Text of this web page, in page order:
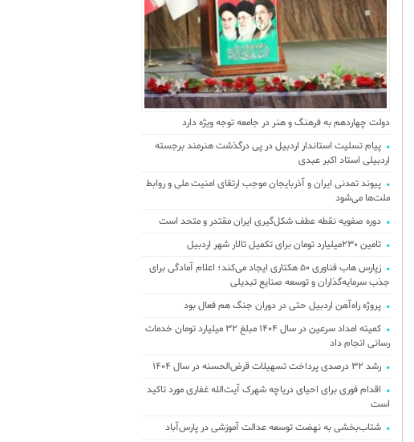
دولت چهاردهم به فرهنگ و هنر در جامعه توجه ویژه دارد
پیام تسلیت استاندار اردبیل در پی درگذشت هنرمند برجسته
اردبیلی استاد اکبر عبدی
پیوند تمدنی ایران و آذربایجان موجب ارتقای امنیت ملی و روابط
ملت‌ها می‌شود
دوره صفویه نقطه عطف شکل‌گیری ایران مقتدر و متحد است
تامین ۲۳۰میلیارد تومان برای تکمیل تالار شهر اردبیل
زپارس هاب فناوری ۵۰ هکتاری ایجاد می‌کند؛ اعلام آمادگی برای
جذب سرمایه‌گذاران و توسعه صنایع تبدیلی
پروژه راه‌آهن اردبیل حتی در دوران جنگ هم فعال بود
کمیته امداد سرعین در سال 1404 مبلغ 32 میلیارد تومان خدمات
رسانی انجام داد
رشد ۳۲ درصدی پرداخت تسهیلات قرض‌الحسنه در سال ۱۴۰۴
اقدام فوری برای احیای دریاچه شهرک آیت‌الله غفاری مورد تاکید
است
شتاب‌بخشی به نهضت توسعه عدالت آموزشی در پارس‌آباد